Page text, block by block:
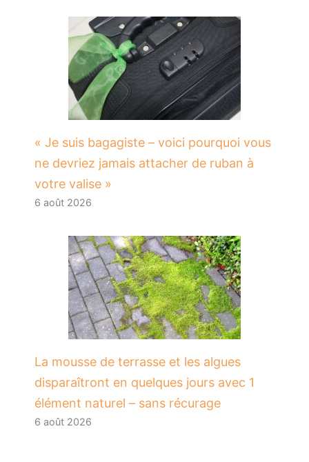
« Je suis bagagiste – voici pourquoi vous
ne devriez jamais attacher de ruban à
votre valise »
6 août 2026
La mousse de terrasse et les algues
disparaîtront en quelques jours avec 1
élément naturel – sans récurage
6 août 2026